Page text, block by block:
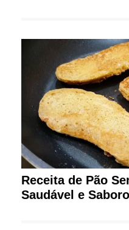
Receita de Pão
Saudável e